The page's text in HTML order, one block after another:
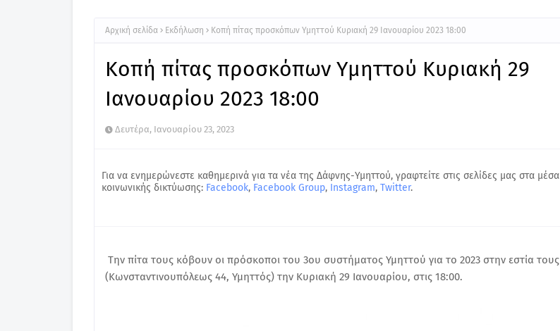
Αρχική σελίδα Εκδήλωση Κοπή πίτας προσκόπων Υμηττού Κυριακή 29 Ιανουαρίου 2023 18:00
Κοπή πίτας προσκόπων Υμηττού Κυριακή 29
Ιανουαρίου 2023 18:00
Δευτέρα, Ιανουαρίου 23, 2023
Για να ενημερώνεστε καθημερινά για τα νέα της Δάφνης-Υμηττού, γραφτείτε στις σελίδες μας στα μέσα
κοινωνικής δικτύωσης: Facebook, Facebook Group, Instagram, Twitter.
Την πίτα τους κόβουν οι πρόσκοποι του 3ου συστήματος Υμηττού για το 2023 στην εστία τους
(Κωνσταντινουπόλεως 44, Υμηττός) την Κυριακή 29 Ιανουαρίου, στις 18:00.